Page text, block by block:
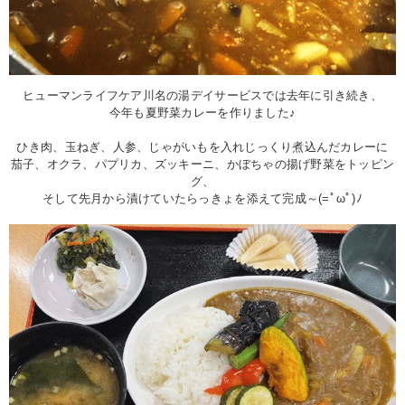
ヒューマンライフケア川名の湯デイサービスでは去年に引き続き、
今年も夏野菜カレーを作りました♪
ひき肉、玉ねぎ、人参、じゃがいもを入れじっくり煮込んだカレーに
茄子、オクラ、パプリカ、ズッキーニ、かぼちゃの揚げ野菜をトッピン
グ、
そして先月から漬けていたらっきょを添えて完成～(=ﾟωﾟ)ﾉ